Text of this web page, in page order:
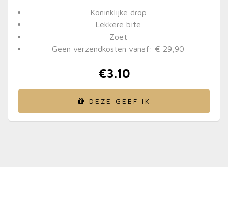
Koninklijke drop
Lekkere bite
Zoet
Geen verzendkosten vanaf: € 29,90
€3.10
DEZE GEEF IK